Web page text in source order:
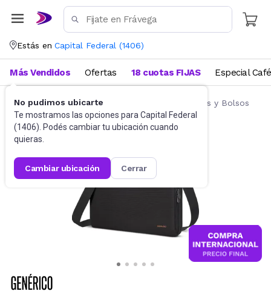
Estás en Capital Federal (1406)
No pudimos ubicarte
Te mostramos las opciones para Capital Federal
(1406). Podés cambiar tu ubicación cuando
quieras.
cambiar ubicación cerrar
Más Vendidos Ofertas 18 cuotas FIJAS Especial Café
Accesorios de Informática Fundas, Estuches y Bolsos